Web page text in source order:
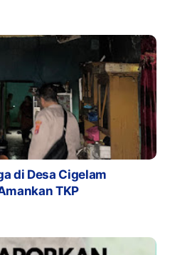
di Desa Cigelam
TKP